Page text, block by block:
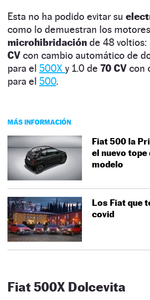
Esta no ha podido evitar su
como lo demuestran los
microhibridación de 48 voltios:
CV con cambio automático de
para el 500X y 1.0 de 70 CV con
para el 500.
MÁS INFORMACIÓN
Fiat 500 la
el nuevo tope
modelo
Los Fiat que
covid
Fiat 500X Dolcevita